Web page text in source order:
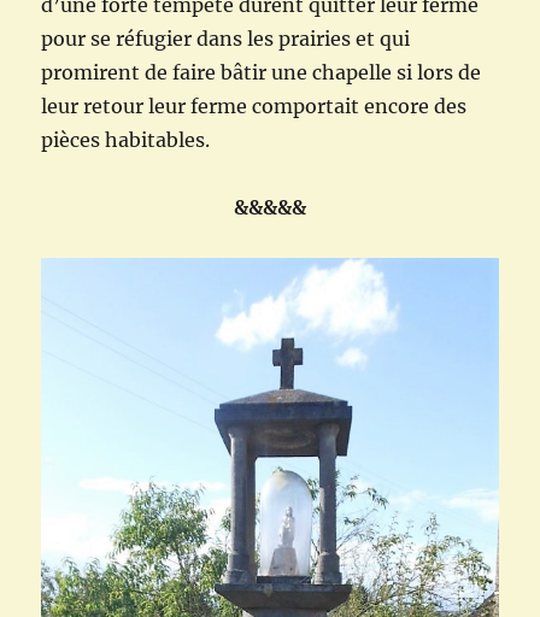
pour se réfugier dans les prairies et qui
promirent de faire bâtir une chapelle si lors de
leur retour leur ferme comportait encore des
pièces habitables.
&&&&&